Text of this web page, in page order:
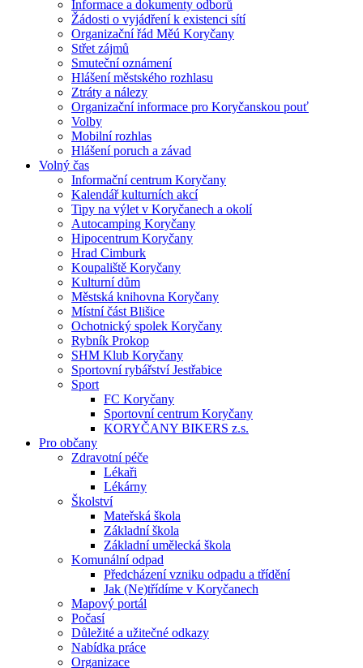
Informace a dokumenty odborů
Žádosti o vyjádření k existenci sítí
Organizační řád Měú Koryčany
Střet zájmů
Smuteční oznámení
Hlášení městského rozhlasu
Ztráty a nálezy
Organizační informace pro Koryčanskou pouť
Volby
Mobilní rozhlas
Hlášení poruch a závad
Volný čas
Informační centrum Koryčany
Kalendář kulturních akcí
Tipy na výlet v Koryčanech a okolí
Autocamping Koryčany
Hipocentrum Koryčany
Hrad Cimburk
Koupaliště Koryčany
Kulturní dům
Městská knihovna Koryčany
Místní část Blišice
Ochotnický spolek Koryčany
Rybník Prokop
SHM Klub Koryčany
Sportovní rybářství Jestřabice
Sport
FC Koryčany
Sportovní centrum Koryčany
KORYČANY BIKERS z.s.
Pro občany
Zdravotní péče
Lékaři
Lékárny
Školství
Mateřská škola
Základní škola
Základní umělecká škola
Komunální odpad
Předcházení vzniku odpadu a třídění
Jak (Ne)třídíme v Koryčanech
Mapový portál
Počasí
Důležité a užitečné odkazy
Nabídka práce
Organizace